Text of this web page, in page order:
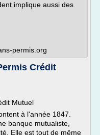
implique aussi des
permis.org
Crédit
Mutuel
à l'année 1847.
banque mutualiste,
Elle est tout de même